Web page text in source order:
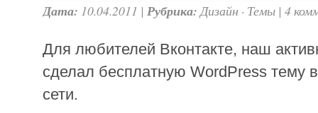
Дата: 10.04.2011 | Рубрика: Дизайн · Темы | 4
Для любителей Вконтакте, наш
сделал бесплатную WordPress тему
сети.